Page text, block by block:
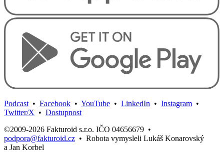
Podcast • Facebook • YouTube • LinkedIn • Instagram •
Twitter/X • Dostupnost
©2009-2026 Fakturoid s.r.o. IČO 04656679 •
podpora@fakturoid.cz • Robota vymysleli Lukáš Konarovský
a Jan Korbel